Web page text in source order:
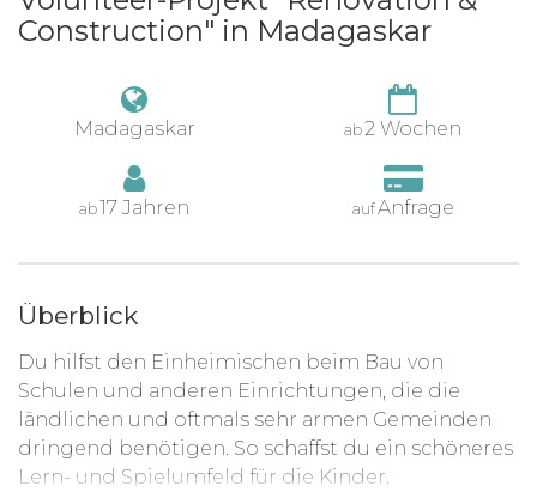
Construction" in Madagaskar
Madagaskar ab2 Wochen
ab17 Jahren aufAnfrage
Überblick
Du hilfst den Einheimischen beim Bau von
Schulen und anderen Einrichtungen, die die
ländlichen und oftmals sehr armen Gemeinden
dringend benötigen. So schaffst du ein schöneres
Lern- und Spielumfeld für die Kinder.